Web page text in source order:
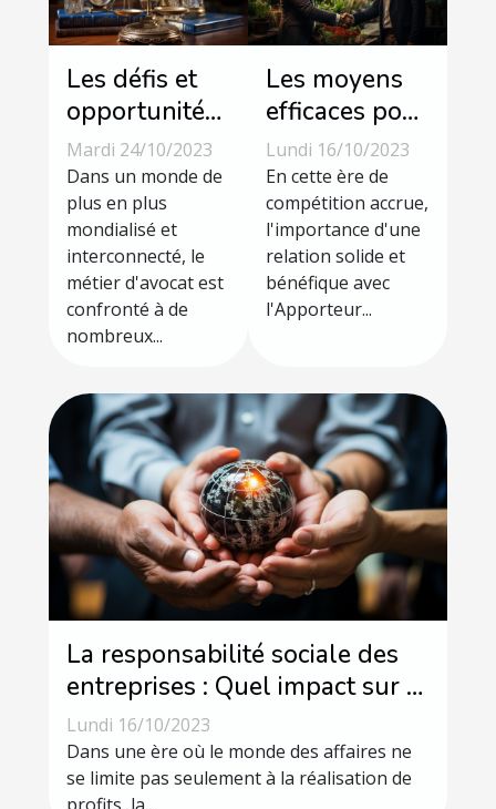
Les défis et
opportunités
pour les
avocats à
l'échelle
internationale
Mardi 24/10/2023
Dans un monde de
plus en plus
mondialisé et
interconnecté, le
métier d'avocat est
confronté à de
nombreux...
Les moyens
efficaces pour
optimiser
votre relation
avec
l'Apporteur
d'affaires en
2023
Lundi 16/10/2023
En cette ère de
compétition accrue,
l'importance d'une
relation solide et
bénéfique avec
l'Apporteur...
La responsabilité sociale des
entreprises : Quel impact sur la
société ?
Lundi 16/10/2023
Dans une ère où le monde des affaires ne
se limite pas seulement à la réalisation de